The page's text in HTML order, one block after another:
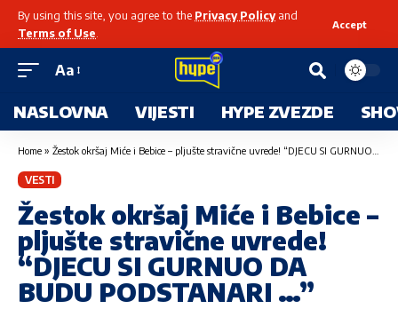
By using this site, you agree to the Privacy Policyand
Terms of Use
Accept
Aa
NASLOVNA VIJESTI HYPE ZVEZDE
Home » Žestok okršaj Miće i Bebice – pljušte stravične uvrede! “DJECU SI GURNUO DA BUDU PODSTANARI …”
VESTI
Žestok okršaj Miće i Bebice –
pljušte stravične uvrede!
“DJECU SI GURNUO DA
BUDU PODSTANARI …”